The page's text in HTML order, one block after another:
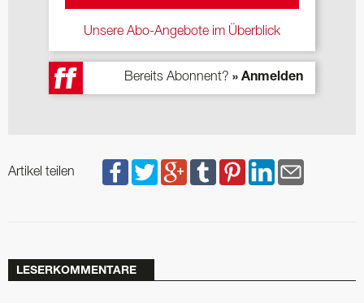
Unsere Abo-Angebote im Überblick
Bereits Abonnent? » Anmelden
Artikel teilen
LESERKOMMENTARE